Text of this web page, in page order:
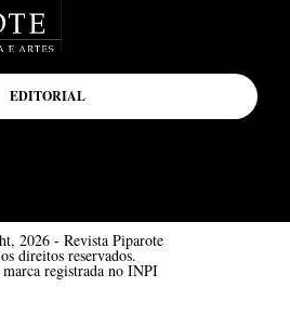
EDITORIAL
2026 - Revista Piparote
direitos reservados.
registrada no INPI